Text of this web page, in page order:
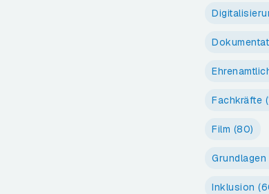
Fachkräfte
Film (80)
Grundlagen
Inklusion